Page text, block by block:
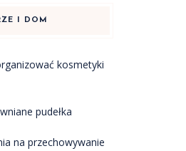
I DOM
kosmetyki
pudełka
na przechowywanie